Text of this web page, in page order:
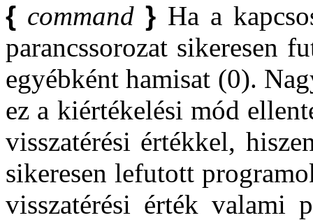
{ command } Ha a
parancssorozat sikeresen
egyébként hamisat (0).
ez a kiértékelési mód
visszatérési értékkel,
sikeresen lefutott
visszatérési érték valami